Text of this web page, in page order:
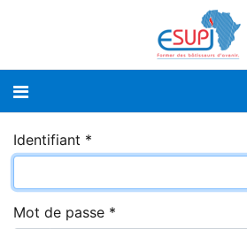
Identifiant *
Mot de passe *